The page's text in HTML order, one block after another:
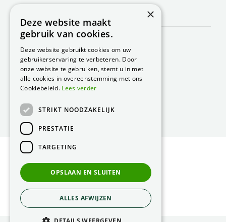
CONTACT
Peacock Garden Supports
Industrieweg 22
5688 DP Oirschot
Nederland
T.0499 57 40 80
Privacy Statement
Green Solutions
×
Deze website maakt
gebruik van cookies.
Deze website gebruikt cookies om uw
gebruikerservaring te verbeteren. Door
onze website te gebruiken, stemt u in met
alle cookies in overeenstemming met ons
Cookiebeleid. Lees verder
STRIKT NOODZAKELIJK
PRESTATIE
TARGETING
OPSLAAN EN SLUITEN
ALLES AFWIJZEN